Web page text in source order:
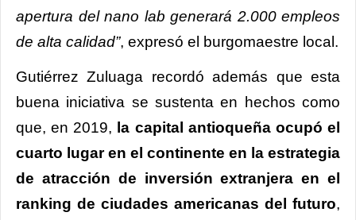
apertura del nano lab generará 2.000 empleos
de alta calidad”, expresó el burgomaestre local.
Gutiérrez Zuluaga recordó además que esta
buena iniciativa se sustenta en hechos como
que, en 2019, la capital antioqueña ocupó el
cuarto lugar en el continente en la estrategia
de atracción de inversión extranjera en el
ranking de ciudades americanas del futuro,